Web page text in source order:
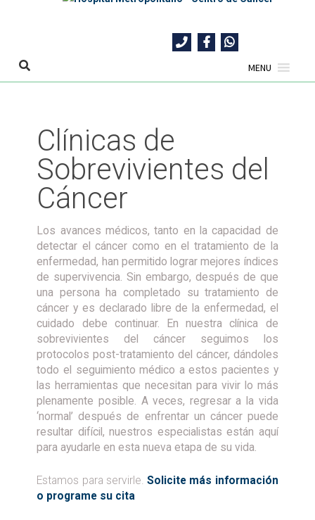
MENU
Clínicas de
Sobrevivientes del
Cáncer
Los avances médicos, tanto en la capacidad de
detectar el cáncer como en el tratamiento de la
enfermedad, han permitido lograr mejores índices
de supervivencia. Sin embargo, después de que
una persona ha completado su tratamiento de
cáncer y es declarado libre de la enfermedad, el
cuidado debe continuar. En nuestra clínica de
sobrevivientes del cáncer seguimos los
protocolos post-tratamiento del cáncer, dándoles
todo el seguimiento médico a estos pacientes y
las herramientas que necesitan para vivir lo más
plenamente posible. A veces, regresar a la vida
‘normal’ después de enfrentar un cáncer puede
resultar difícil, nuestros especialistas están aquí
para ayudarle en esta nueva etapa de su vida.
Estamos para servirle. Solicite más información
o programe su cita